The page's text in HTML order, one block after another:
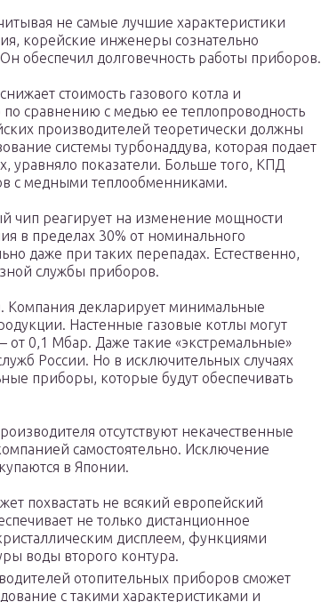
не самые лучшие характеристики
корейские инженеры сознательно
обеспечил долговечность работы приборов.
стоимость газового котла и
по сравнению с медью ее теплопроводность
производителей теоретически должны
системы турбонаддува, которая подает
уравняло показатели. Больше того, КПД
с медными теплообменниками.
чип реагирует на изменение мощности
в пределах 30% от номинального
даже при таких перепадах. Естественно,
службы приборов.
Компания декларирует минимальные
Настенные газовые котлы могут
от 0,1 Мбар. Даже такие «экстремальные»
России. Но в исключительных случаях
приборы, которые будут обеспечивать
отсутствуют некачественные
самостоятельно. Исключение
в Японии.
похвастать не всякий европейский
не только дистанционное
дисплеем, функциями
воды второго контура.
отопительных приборов сможет
с такими характеристиками и